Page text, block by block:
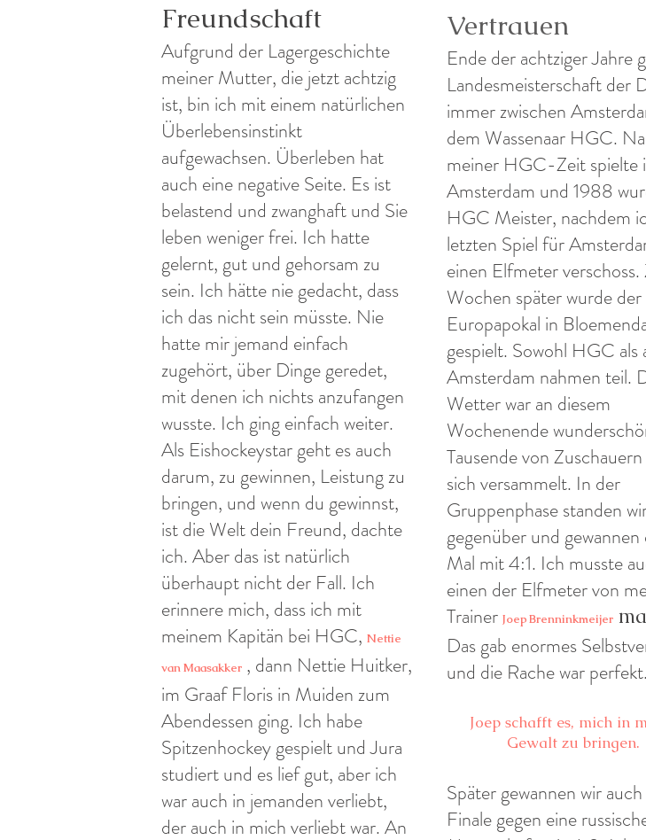
Freundschaft
Aufgrund der Lagergeschichte
meiner Mutter, die jetzt achtzig
ist, bin ich mit einem natürlichen
Überlebensinstinkt
aufgewachsen. Überleben hat
auch eine negative Seite. Es ist
belastend und zwanghaft und Sie
leben weniger frei. Ich hatte
gelernt, gut und gehorsam zu
sein. Ich hätte nie gedacht, dass
ich das nicht sein müsste. Nie
hatte mir jemand einfach
zugehört, über Dinge geredet,
mit denen ich nichts anzufangen
wusste. Ich ging einfach weiter.
Als Eishockeystar geht es auch
darum, zu gewinnen, Leistung zu
bringen, und wenn du gewinnst,
ist die Welt dein Freund, dachte
ich. Aber das ist natürlich
überhaupt nicht der Fall. Ich
erinnere mich, dass ich mit
meinem Kapitän bei HGC, Nettie
van Maasakker , dann Nettie Huitker,
im Graaf Floris in Muiden zum
Abendessen ging. Ich habe
Spitzenhockey gespielt und Jura
studiert und es lief gut, aber ich
war auch in jemanden verliebt,
der auch in mich verliebt war. An
Vertrauen
Ende der achtziger Jahre
Landesmeisterschaft der
immer zwischen
dem Wassenaar HGC.
meiner HGC-Zeit spielte
Amsterdam und 1988
HGC Meister, nachdem
letzten Spiel für
einen Elfmeter verschoss.
Wochen später wurde der
Europapokal in
gespielt. Sowohl HGC als
Amsterdam nahmen teil.
Wetter war an diesem
Wochenende
Tausende von
sich versammelt. In der
Gruppenphase standen
gegenüber und gewannen
Mal mit 4:1. Ich musste
einen der Elfmeter von
Trainer Joep Brenninkmeijer
Das gab enormes
und die Rache war perfekt.
Joep schafft es, mich in
Gewalt zu bringen.
Später gewannen wir
Finale gegen eine